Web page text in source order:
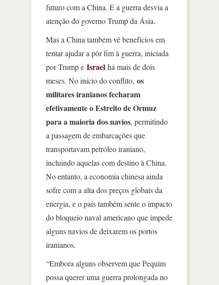
futuro com a China. E a guerra desvia a
atenção do governo Trump da Ásia.
Mas a China também vê benefícios em
tentar ajudar a pôr fim à guerra, iniciada
por Trump e Israel há mais de dois
meses. No início do conflito, os
militares iranianos fecharam
efetivamente o Estreito de Ormuz
para a maioria dos navios, permitindo
a passagem de embarcações que
transportavam petróleo iraniano,
incluindo aquelas com destino à China.
No entanto, a economia chinesa ainda
sofre com a alta dos preços globais da
energia, e o país também sente o impacto
do bloqueio naval americano que impede
alguns navios de deixarem os portos
iranianos.
“Embora alguns observem que Pequim
possa querer uma guerra prolongada no